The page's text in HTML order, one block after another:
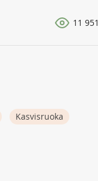
11 951
Kasvisruoka